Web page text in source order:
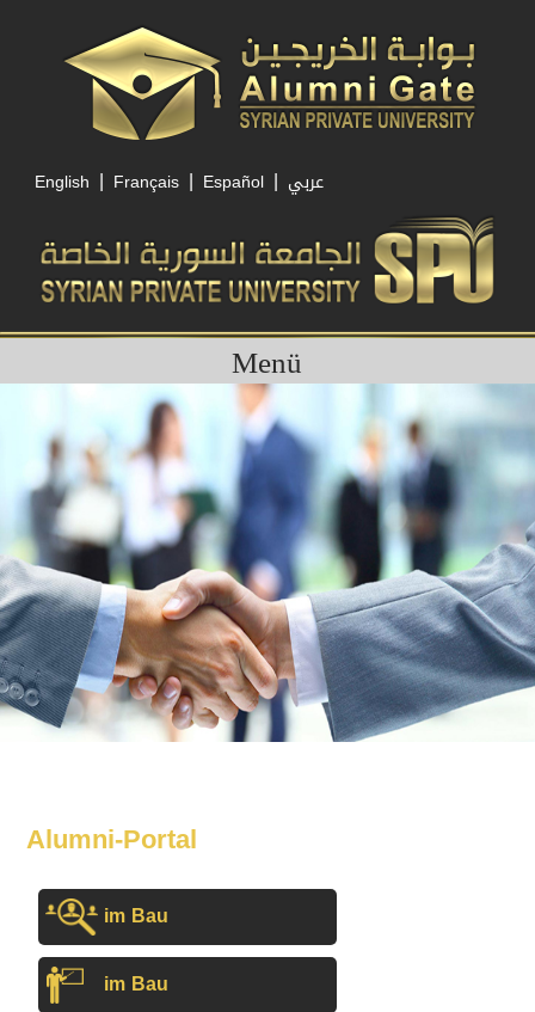
English | Français | Español | عربي
Menü
Alumni-Portal
im Bau
im Bau